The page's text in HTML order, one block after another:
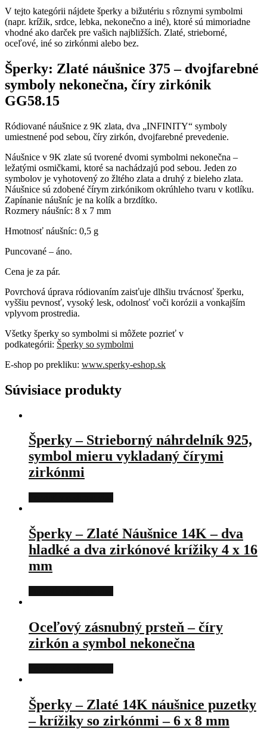
V tejto kategórii nájdete šperky a bižutériu s rôznymi symbolmi
(napr. krížik, srdce, lebka, nekonečno a iné), ktoré sú mimoriadne
vhodné ako darček pre vašich najbližších. Zlaté, strieborné,
oceľové, iné so zirkónmi alebo bez.
Šperky: Zlaté náušnice 375 – dvojfarebné
symboly nekonečna, číry zirkónik
GG58.15
Ródiované náušnice z 9K zlata, dva „INFINITY“ symboly
umiestnené pod sebou, číry zirkón, dvojfarebné prevedenie.
Náušnice v 9K zlate sú tvorené dvomi symbolmi nekonečna –
ležatými osmičkami, ktoré sa nachádzajú pod sebou. Jeden zo
symbolov je vyhotovený zo žltého zlata a druhý z bieleho zlata.
Náušnice sú zdobené čírym zirkónikom okrúhleho tvaru v kotlíku.
Zapínanie náušníc je na kolík a brzdítko.
Rozmery náušníc: 8 x 7 mm
Hmotnosť náušníc: 0,5 g
Puncované – áno.
Cena je za pár.
Povrchová úprava ródiovaním zaisťuje dlhšiu trvácnosť šperku,
vyššiu pevnosť, vysoký lesk, odolnosť voči korózii a vonkajším
vplyvom prostredia.
Všetky šperky so symbolmi si môžete pozrieť v
podkategórii: Šperky so symbolmi
E-shop po prekliku: www.sperky-eshop.sk
Súvisiace produkty
Šperky – Strieborný náhrdelník 925,
symbol mieru vykladaný čírymi
zirkónmi
Šperky – Zlaté Náušnice 14K – dva
hladké a dva zirkónové krížiky 4 x 16
mm
Oceľový zásnubný prsteň – číry
zirkón a symbol nekonečna
Šperky – Zlaté 14K náušnice puzetky
– krížiky so zirkónmi – 6 x 8 mm